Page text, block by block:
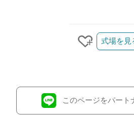
クリップ
式場を見
このページをパート